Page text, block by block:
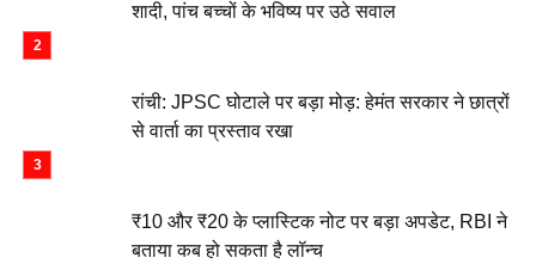
शादी, पांच बच्चों के भविष्य पर उठे सवाल
रांची: JPSC घोटाले पर बड़ा मोड़: हेमंत सरकार ने छात्रों
से वार्ता का प्रस्ताव रखा
₹10 और ₹20 के प्लास्टिक नोट पर बड़ा अपडेट, RBI ने
बताया कब हो सकता है लॉन्च